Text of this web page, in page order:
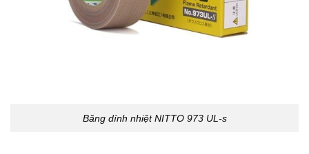
Băng dính nhiệt NITTO 973 UL-s